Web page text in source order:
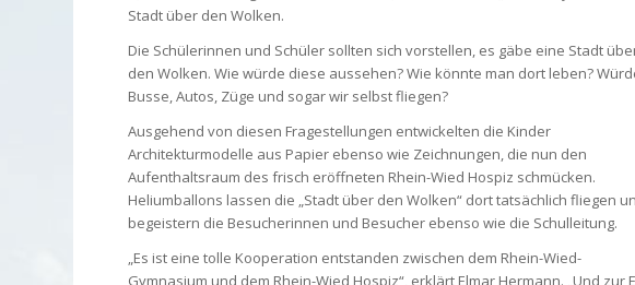
Stadt über den Wolken.
Die Schülerinnen und Schüler sollten sich vorstellen, es gäbe eine Stadt
den Wolken. Wie würde diese aussehen? Wie könnte man dort leben?
Busse, Autos, Züge und sogar wir selbst fliegen?
Ausgehend von diesen Fragestellungen entwickelten die Kinder
Architekturmodelle aus Papier ebenso wie Zeichnungen, die nun den
Aufenthaltsraum des frisch eröffneten Rhein-Wied Hospiz schmücken.
Heliumballons lassen die „Stadt über den Wolken“ dort tatsächlich fliegen
begeistern die Besucherinnen und Besucher ebenso wie die Schulleitung.
„Es ist eine tolle Kooperation entstanden zwischen dem Rhein-Wied-
Gymnasium und dem Rhein-Wied Hospiz“, erklärt Elmar Hermann. „Und